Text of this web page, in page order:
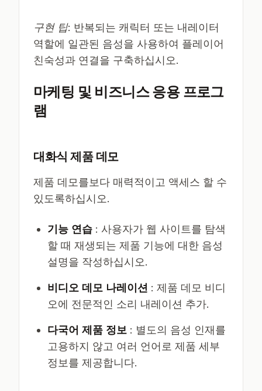
구현 팁: 반복되는 캐릭터 또는 내레이터
역할에 일관된 음성을 사용하여 플레이어
친숙성과 연결을 구축하십시오.
마케팅 및 비즈니스 응용 프로그
램
대화식 제품 데모
제품 데모를보다 매력적이고 액세스 할 수
있도록하십시오.
기능 연습 : 사용자가 웹 사이트를 탐색
할 때 재생되는 제품 기능에 대한 음성
설명을 작성하십시오.
비디오 데모 나레이션 : 제품 데모 비디
오에 전문적인 소리 내레이션 추가.
다국어 제품 정보 : 별도의 음성 인재를
고용하지 않고 여러 언어로 제품 세부
정보를 제공합니다.